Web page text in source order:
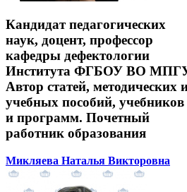
Кандидат педагогических
наук, доцент, профессор
кафедры дефектологии
Института ФГБОУ ВО
Автор статей, методических
учебных пособий, учебников
и программ. Почетный
работник образования
Микляева Наталья Викторовна